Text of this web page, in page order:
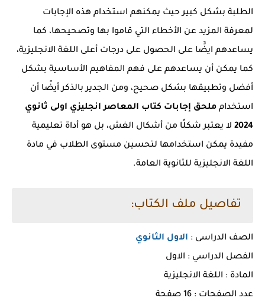
الطلبة بشكل كبير حيث يمكنهم استخدام هذه الإجابات
لمعرفة المزيد عن الأخطاء التي قاموا بها وتصحيحها، كما
يساعدهم ايضًَا على الحصول على درجات أعلى اللغة الانجليزية،
كما يمكن أن يساعدهم على فهم المفاهيم الأساسية بشكل
أفضل وتطبيقها بشكل صحيح، ومن الجدير بالذكر أيضًا أن
استخدام ملحق إجابات كتاب المعاصر انجليزي اولى ثانوي
2024 لا يعتبر شكلًا من أشكال الغش، بل هو أداة تعليمية
مفيدة يمكن استخدامها لتحسين مستوى الطلاب في مادة
اللغة الانجليزية للثانوية العامة.
تفاصيل ملف الكتاب:
الصف الدراسى : الاول الثانوي
الفصل الدراسي : الاول
المادة : اللغة الانجليزية
عدد الصفحات : 16 صفحة